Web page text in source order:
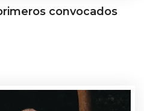
convocados